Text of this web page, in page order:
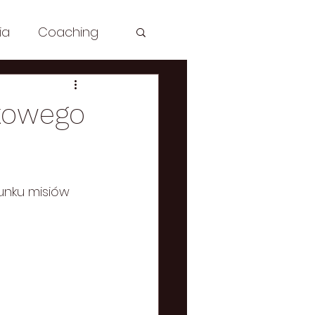
Coaching
Spirituality
Zdrowie
misiów